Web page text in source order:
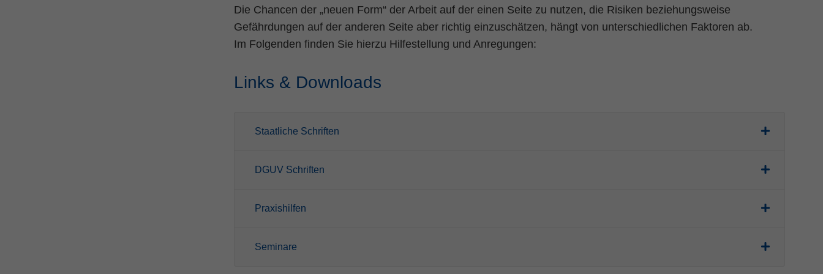
Die Chancen der „neuen Form“ der Arbeit auf der einen Seite zu nutzen, die Risiken beziehungsweise
Gefährdungen auf der anderen Seite aber richtig einzuschätzen, hängt von unterschiedlichen Faktoren ab.
Im Folgenden finden Sie hierzu Hilfestellung und Anregungen:
Links & Downloads
Staatliche Schriften
DGUV Schriften
Praxishilfen
Seminare